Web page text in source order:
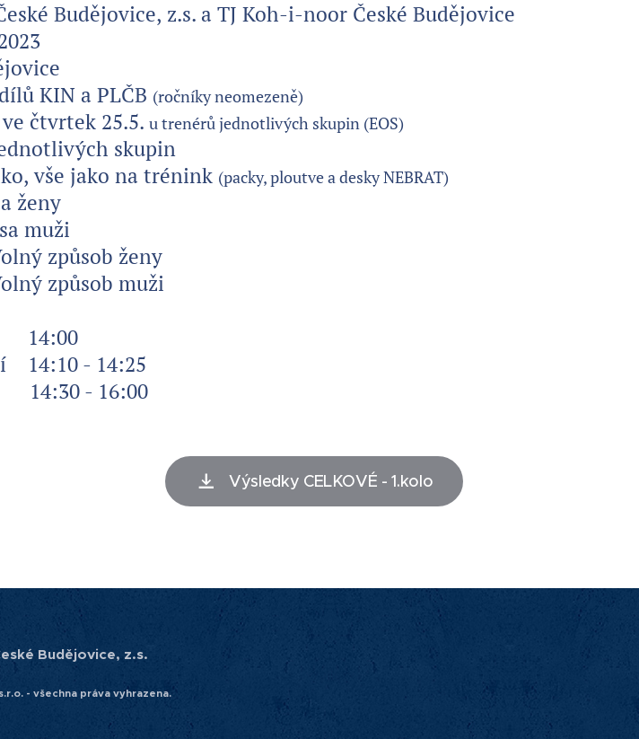
Budějovice, z.s. a TJ Koh-i-noor České Budějovice
KIN a PLČB (ročníky neomezeně)
25.5.u trenérů jednotlivých skupin (EOS)
skupin
jako na trénink (packy, ploutve a desky NEBRAT)
ženy
ženy
muži
- 14:25
- 16:00
Výsledky CELKOVÉ - 1.kolo
Budějovice, z.s.
- všechna práva vyhrazena.